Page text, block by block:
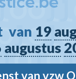
van 19
augustus
van vzw